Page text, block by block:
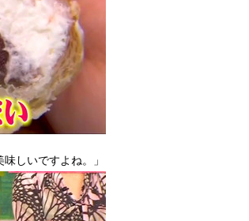
しいですよね。」